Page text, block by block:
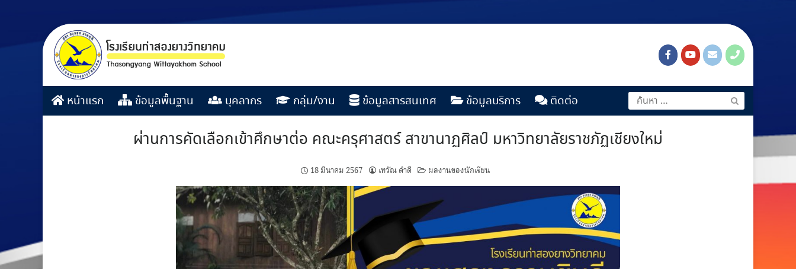
หน้าแรก ข้อมูลพื้นฐาน บุคลากร กลุ่ม/งาน ข้อมูลสารสนเทศ ข้อมูลบริการ ติดต่อ
ผ่านการคัดเลือกเข้าศึกษาต่อ คณะครุศาสตร์ สาขานาฏศิลป์ มหาวิทยาลัยราชภัฏเชียงใหม่
18 มีนาคม 2567 เทวัณ ดำดี ผลงานของนักเรียน